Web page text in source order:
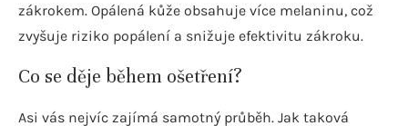
zákrokem. Opálená kůže obsahuje více melaninu, což
zvyšuje riziko popálení a snižuje efektivitu zákroku.
Co se děje během ošetření?
Asi vás nejvíc zajímá samotný průběh. Jak taková